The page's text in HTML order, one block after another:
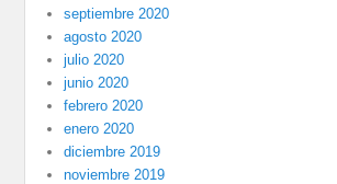
septiembre 2020
agosto 2020
julio 2020
junio 2020
febrero 2020
enero 2020
diciembre 2019
noviembre 2019